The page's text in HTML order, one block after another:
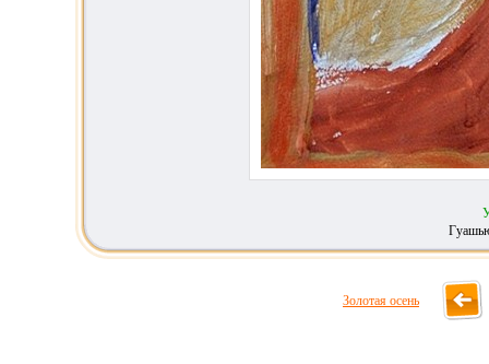
Золотая осень